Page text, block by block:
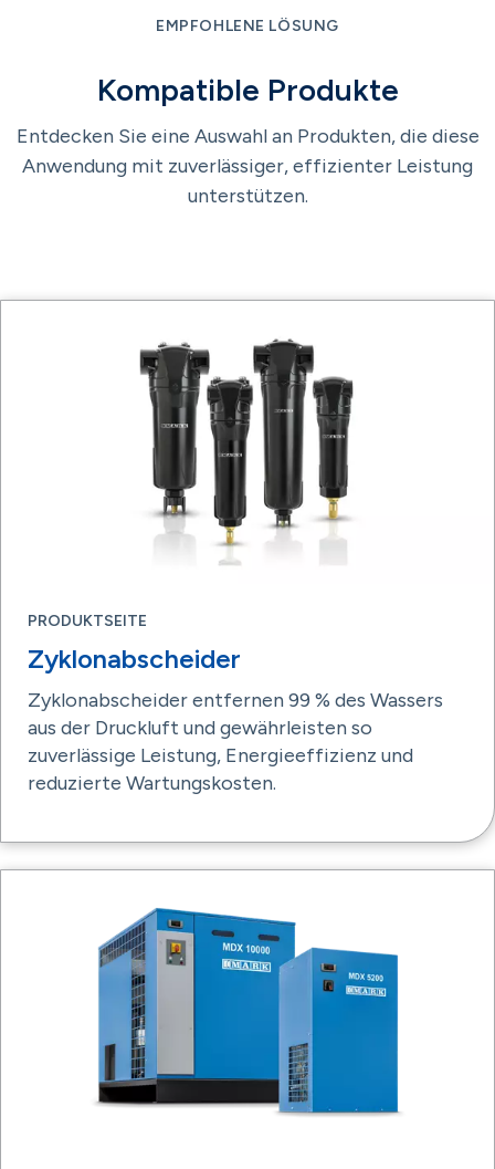
EMPFOHLENE LÖSUNG
Kompatible Produkte
Entdecken Sie eine Auswahl an Produkten, die diese
Anwendung mit zuverlässiger, effizienter Leistung
unterstützen.
PRODUKTSEITE
Zyklonabscheider
Zyklonabscheider entfernen 99 % des Wassers
aus der Druckluft und gewährleisten so
zuverlässige Leistung, Energieeffizienz und
reduzierte Wartungskosten.